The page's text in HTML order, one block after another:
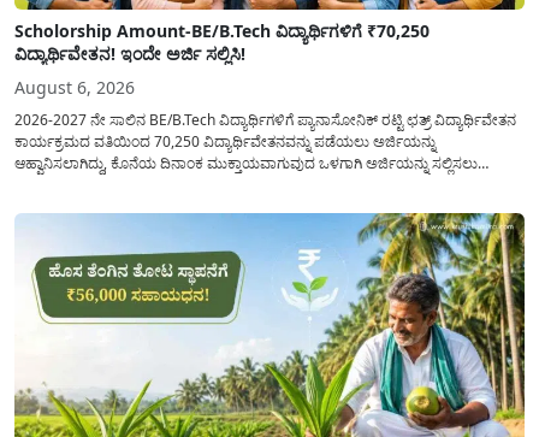
Scholorship Amount-BE/B.Tech ವಿದ್ಯಾರ್ಥಿಗಳಿಗೆ ₹70,250
ವಿದ್ಯಾರ್ಥಿವೇತನ! ಇಂದೇ ಅರ್ಜಿ ಸಲ್ಲಿಸಿ!
August 6, 2026
2026-2027 ನೇ ಸಾಲಿನ BE/B.Tech ವಿದ್ಯಾರ್ಥಿಗಳಿಗೆ ಪ್ಯಾನಾಸೋನಿಕ್ ರಟ್ಟಿ ಛತ್ರ್ ವಿದ್ಯಾರ್ಥಿವೇತನ
ಕಾರ್ಯಕ್ರಮದ ವತಿಯಿಂದ 70,250 ವಿದ್ಯಾರ್ಥಿವೇತನವನ್ನು ಪಡೆಯಲು ಅರ್ಜಿಯನ್ನು
ಆಹ್ವಾನಿಸಲಾಗಿದ್ದು, ಕೊನೆಯ ದಿನಾಂಕ ಮುಕ್ತಾಯವಾಗುವುದ ಒಳಗಾಗಿ ಅರ್ಜಿಯನ್ನು ಸಲ್ಲಿಸಲು